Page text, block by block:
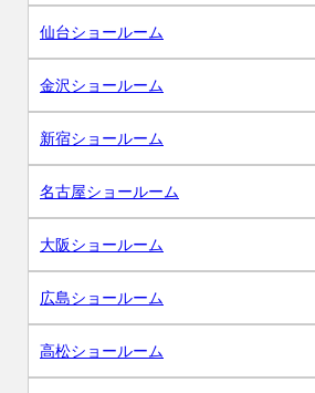
仙台ショールーム
金沢ショールーム
新宿ショールーム
名古屋ショールーム
大阪ショールーム
広島ショールーム
高松ショールーム